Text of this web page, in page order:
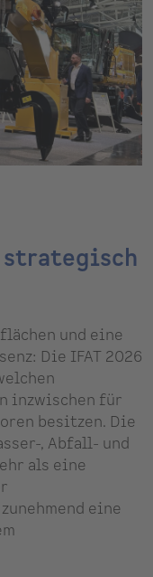
strategisch
und eine
Die IFAT 2026
inzwischen für
besitzen. Die
, Abfall- und
als eine
eine